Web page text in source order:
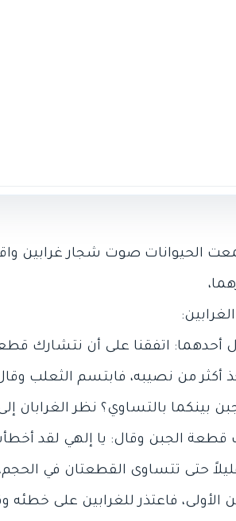
الحيوانات صوت شجار غرابين
أحدهما: اتفقنا على أن نتشارك
أكثر من نصيبه، فابتسم الثعلب
بينكما بالتساوي؟ نظر الغرابان
الجبن وقال: يا إلهي لقد
حتى تتساوى القطعتان في
فاعتذر للغرابين على خطئه